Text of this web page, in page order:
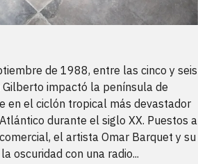
de 1988, entre las cinco y seis
impactó la península de
en el ciclón tropical más devastador
durante el siglo XX. Puestos a
el artista Omar Barquet y su
oscuridad con una radio...